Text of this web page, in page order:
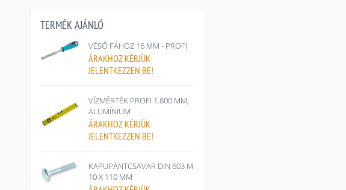
TERMÉK AJÁNLÓ
VÉSŐ FÁHOZ 16 MM - PROFI
ÁRAKHOZ KÉRJÜK
JELENTKEZZEN BE!
VÍZMÉRTÉK PROFI 1.800 MM,
ALUMÍNIUM
ÁRAKHOZ KÉRJÜK
JELENTKEZZEN BE!
KAPUPÁNTCSAVAR DIN 603 M
10 X 110 MM